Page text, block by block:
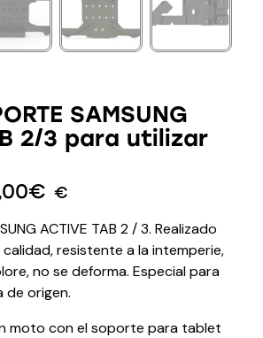
SAMSUNG
2/3 para utilizar
€ €
ACTIVE TAB 2 / 3. Realizado
resistente a la intemperie,
no se deforma. Especial para
de origen.
moto con el soporte para tablet